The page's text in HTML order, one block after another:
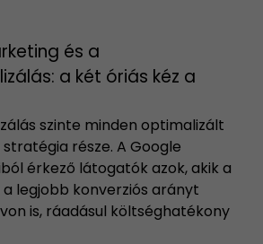
és a
a két óriás kéz a
szinte minden optimalizált
része. A Google
érkező látogatók azok, akik a
legjobb konverziós arányt
is, ráadásul költséghatékony